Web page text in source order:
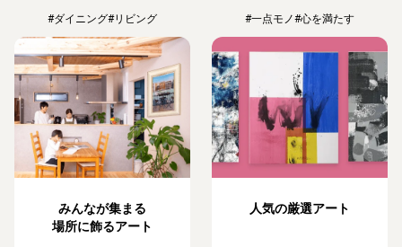
#ダイニング#リビング
みんなが集まる
場所に飾るアート
#一点モノ#心を満たす
人気の厳選アート